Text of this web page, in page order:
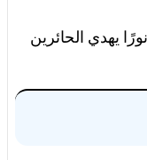
يهدي الحائرين